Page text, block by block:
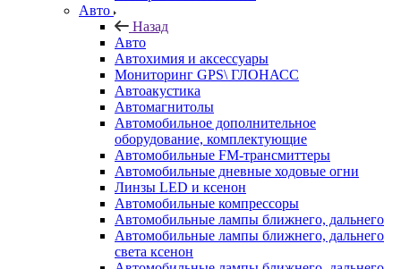
Авто
Назад
Авто
Автохимия и аксессуары
Мониторинг GPS\ ГЛОНАСС
Автоакустика
Автомагнитолы
Автомобильное дополнительное
оборудование, комплектующие
Автомобильные FM-трансмиттеры
Автомобильные дневные ходовые огни
Линзы LED и ксенон
Автомобильные компрессоры
Автомобильные лампы ближнего, дальнего
Автомобильные лампы ближнего, дальнего
света ксенон